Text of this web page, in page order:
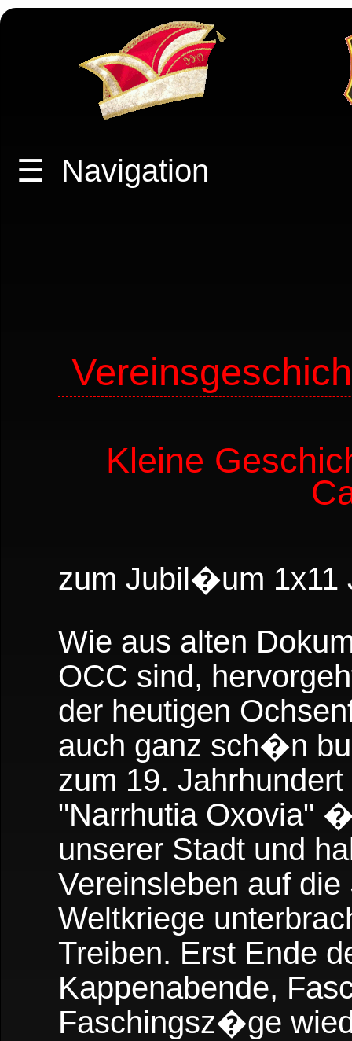
☰ Navigation
Kleine
zum Jubil�um 1x11
Wie aus alten
OCC sind,
der heutigen
auch ganz sch�n
zum 19.
"Narrhutia Oxovia"
unserer Stadt und
Vereinsleben auf
Weltkriege
Treiben. Erst Ende
Kappenabende,
Faschingsz�ge